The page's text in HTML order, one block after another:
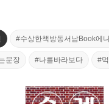
#수상한책방동서남Book에
문장 #나를바라보다 #